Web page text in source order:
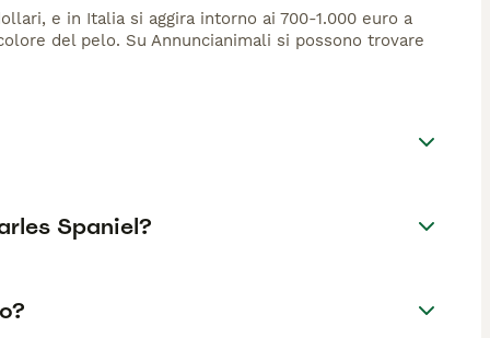
e in Italia si aggira intorno ai 700-1.000 euro a
del pelo. Su Annuncianimali si possono trovare
Spaniel?